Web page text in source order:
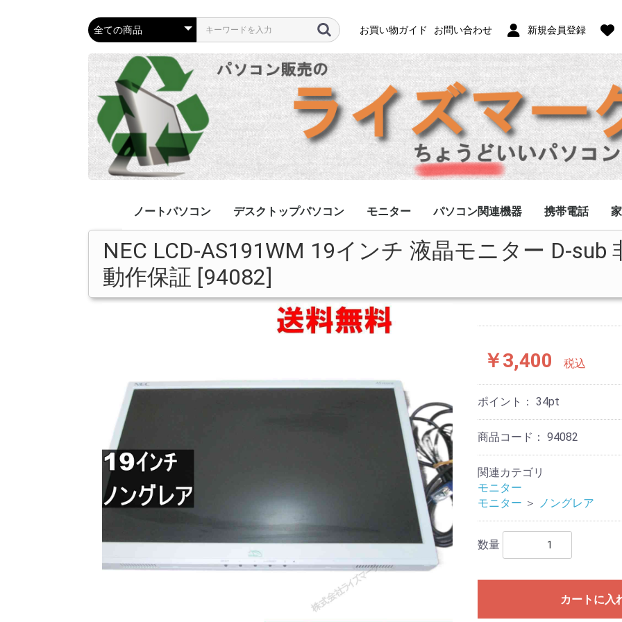
お買い物ガイド お問い合わせ 新規会員登録
ノートパソコン
リカバリ済み
ジャンクPC
Apple
デスクトップパソコン
リカバリ済み
ジャンクPC
液晶一体型
Apple
モニター
フルHD
ノングレア
グレア
パソコン関連機器
ACアダプター
キーボード/マウス
HDD/SSD
修理用部品
その他
携帯電話
スマホ
ガラケー
タブレット
モバイルWi-Fi
アクセサリー
NEC LCD-AS191WM 19インチ 液晶モニター D-
動作保証 [94082]
￥3,400 税込
ポイント： 34pt
商品コード： 94082
関連カテゴリ
モニター
モニター ＞ ノングレア
数量
カートに入